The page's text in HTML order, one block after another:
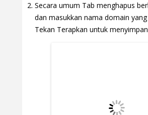
Secara umum Tab menghapus
dan masukkan nama domain yang
Tekan Terapkan untuk